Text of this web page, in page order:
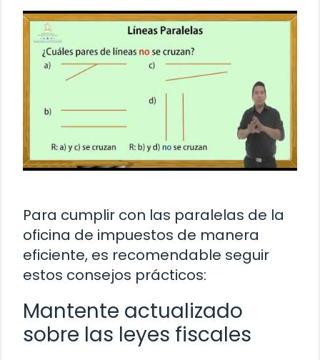
Para cumplir con las paralelas de la
oficina de impuestos de manera
eficiente, es recomendable seguir
estos consejos prácticos:
Mantente actualizado
sobre las leyes fiscales